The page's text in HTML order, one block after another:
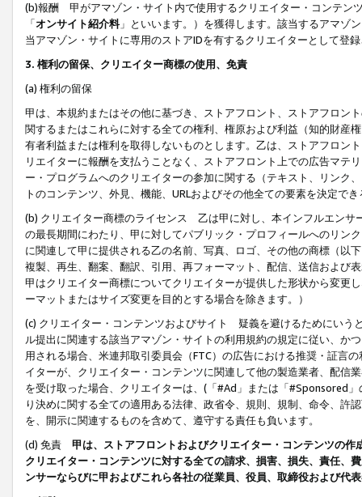
(b)報酬 甲がアマゾン・サイト内で使用するクリエイター・コンテン
「オンサイト紹介料」といいます。）を獲得します。該当するアマゾ
当アマゾン・サイトに専用のストアIDを有するクリエイターとして登
3. 権利の留保、クリエイター商標の使用、免責
(a) 権利の留保
甲は、本規約またはその他に基づき、ストアフロント、ストアフロン
関するまたはこれらに対する全ての権利、権原および利益（知的財産
有者利益または権利を取得しないものとします。乙は、ストアフロン
リエイターに報酬を支払うことなく、ストアフロント上での広告マテ
ー・プログラムへのクリエイターの参加に関する（テキスト、リンク
トのコンテンツ、外見、機能、URLおよびその他全ての要素を決定で
(b) クリエイター商標のライセンス 乙は甲に対し、本インフルエンサ
の最長期間にわたり、甲に対してパブリック・プロフィールへのリン
に関連して甲に提供される乙の名前、写真、ロゴ、その他の商標（以
複製、再生、翻案、翻訳、引用、再フォーマット、配信、送信および
甲はクリエイター商標についてクリエイターが提供した形状から変更
ーマットまたはサイズ変更を目的とする場合を除きます。）
(c) クリエイター・コンテンツおよびサイト 疑義を避けるためにいう
ル提出に関連する該当アマゾン・サイトの利用規約の規定に従い、か
用される場合、米連邦取引委員会（FTC）の広告における推奨・証言
イターが、クリエイター・コンテンツに関連して他の製造業者、配信
を受け取った場合、クリエイターは、(「#Ad」または「#Sponsored
り決めに関する全ての適用ある法律、政省令、規則、規制、命令、許
を、開示に関連するものを含めて、遵守する責任も負います。
(d) 免責 甲は、ストアフロントおよびクリエイター・コンテンツの
クリエイター・コンテンツに対する全ての請求、損害、損失、責任、
ンサーならびに甲およびこれら各社の従業員、役員、取締役および代